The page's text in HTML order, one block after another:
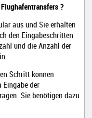
?
aus und Sie erhalten
den Eingabeschritten
und die Anzahl der
Schritt können
Eingabe der
Sie benötigen dazu